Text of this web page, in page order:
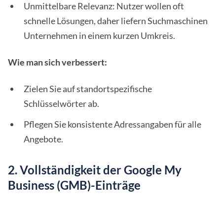
Unmittelbare Relevanz: Nutzer wollen oft
schnelle Lösungen, daher liefern Suchmaschinen
Unternehmen in einem kurzen Umkreis.
Wie man sich verbessert:
Zielen Sie auf standortspezifische
Schlüsselwörter ab.
Pflegen Sie konsistente Adressangaben für alle
Angebote.
2. Vollständigkeit der Google My
Business (GMB)-Einträge